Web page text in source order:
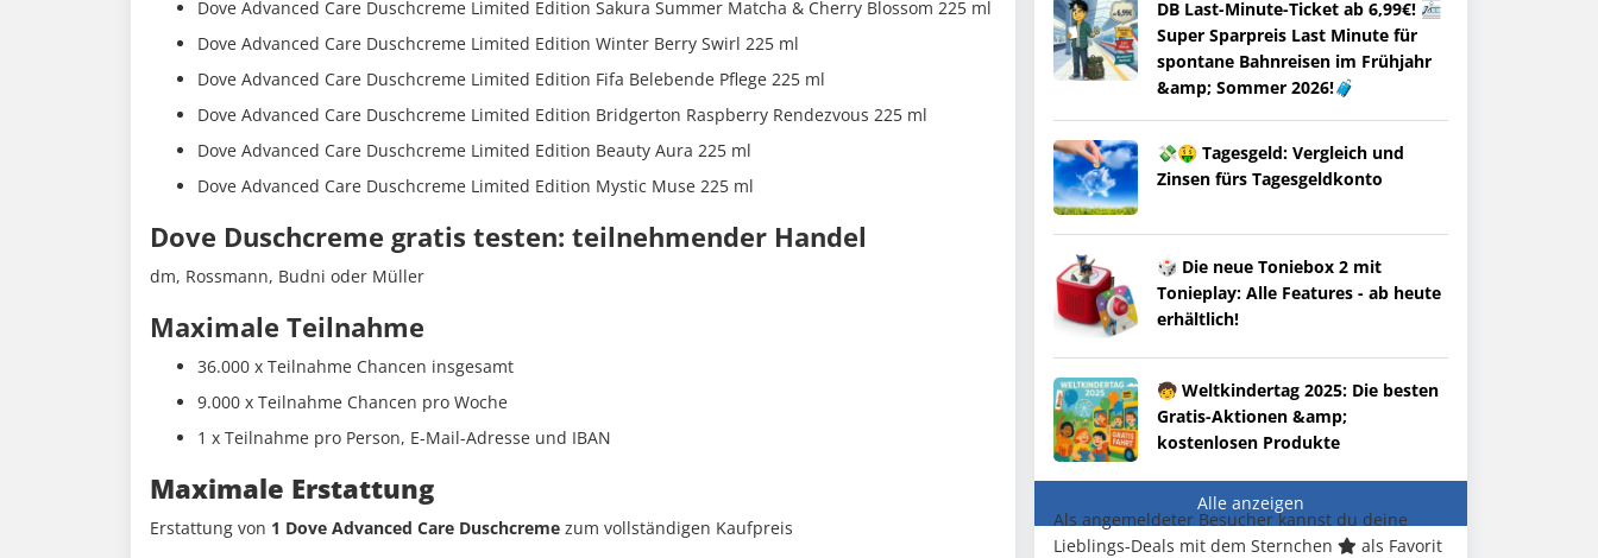
Dove Advanced Care Duschcreme Limited Edition Sakura Summer Matcha & Cherry Blossom 225 ml
Dove Advanced Care Duschcreme Limited Edition Winter Berry Swirl 225 ml
Dove Advanced Care Duschcreme Limited Edition Fifa Belebende Pflege 225 ml
Dove Advanced Care Duschcreme Limited Edition Bridgerton Raspberry Rendezvous 225 ml
Dove Advanced Care Duschcreme Limited Edition Beauty Aura 225 ml
Dove Advanced Care Duschcreme Limited Edition Mystic Muse 225 ml
Dove Duschcreme gratis testen: teilnehmender Handel
dm, Rossmann, Budni oder Müller
Maximale Teilnahme
36.000 x Teilnahme Chancen insgesamt
9.000 x Teilnahme Chancen pro Woche
1 x Teilnahme pro Person, E-Mail-Adresse und IBAN
Maximale Erstattung
Erstattung von 1 Dove Advanced Care Duschcreme zum vollständigen Kaufpreis
DB Last-Minute-Ticket ab 6,99€! 🚈
Super Sparpreis Last Minute für
spontane Bahnreisen im Frühjahr
&amp; Sommer 2026!🧳
💸🤑 Tagesgeld: Vergleich und
Zinsen fürs Tagesgeldkonto
🎲 Die neue Toniebox 2 mit
Tonieplay: Alle Features - ab heute
erhältlich!
🧒 Weltkindertag 2025: Die besten
Gratis-Aktionen &amp;
kostenlosen Produkte
Alle anzeigen
Als angemeldeter Besucher kannst du deine
Lieblings-Deals mit dem Sternchen
als Favorit